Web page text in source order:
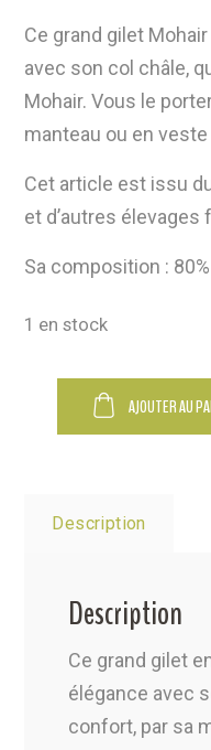
Ce grand gilet
avec son col châle,
Mohair. Vous le
manteau ou en
Cet article est issu
et d’autres élevages
Sa composition :
1 en stock
AJOUTER AU
Description
Description
Ce grand gilet
élégance avec
confort, par sa